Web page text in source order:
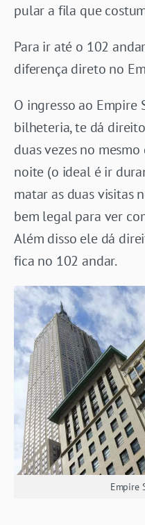
pular a fila que
Para ir até o 102
diferença direto no
O ingresso ao Empire
bilheteria, te dá
duas vezes no
noite (o ideal é ir
matar as duas visitas
bem legal para ver
Além disso ele dá
fica no 102 andar.
Empire